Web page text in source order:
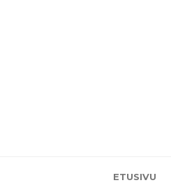
ETUSIVU